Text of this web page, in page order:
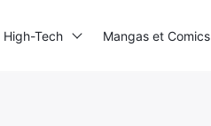
High-Tech Mangas et Comics